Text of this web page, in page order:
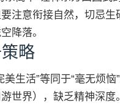
注意衔接自然，切忌
降落。
略
生活”等同于“毫无烦
世界），缺乏精神深度